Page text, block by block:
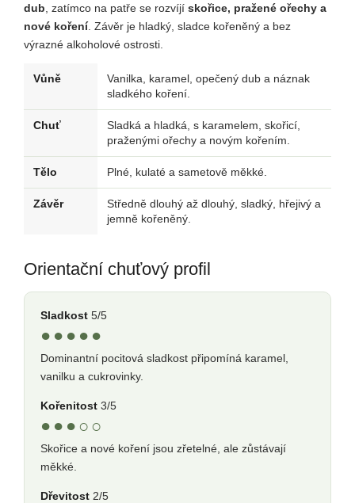
dub , zatímco na patře se rozvíjí skořice, pražené ořechy a
nové koření. Závěr je hladký, sladce kořeněný a bez
výrazné alkoholové ostrosti.
Vůně
Vanilka, karamel, opečený dub a náznak
sladkého koření.
Chuť
Sladká a hladká, s karamelem, skořicí,
praženými ořechy a novým kořením.
Tělo Plné, kulaté a sametově měkké.
Závěr
Středně dlouhý až dlouhý, sladký, hřejivý a
jemně kořeněný.
Orientační chuťový profil
Sladkost 5/5
●●●●●
Dominantní pocitová sladkost připomíná karamel,
vanilku a cukrovinky.
Kořenitost 3/5
●●●○○
Skořice a nové koření jsou zřetelné, ale zůstávají
měkké.
Dřevitost 2/5